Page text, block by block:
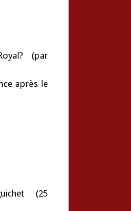
(par
après le
(25